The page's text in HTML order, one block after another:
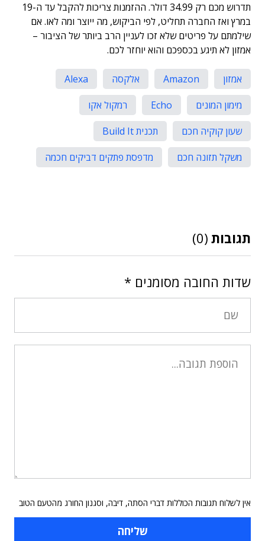
תדרוש מכם רק 34.99 דולר. ההזמנות צריכות להקבל עד ה-19
במרץ ואז החברה תחליט, לפי הביקוש, מה ייוצר ומה לאו. אם
שילמתם על פריטים שלא זכו לעניין הרב ביותר של הציבור –
אמזון לא תיגע בכספכם והוא יוחזר לכם.
אמזון Amazon אלקסה
Alexa
מימון המונים
Echo
רמקול אקו
שעון קוקיה חכם
תכנית Build It
משקל תזונה חכם
מדפסת פתקים דביקים חכמה
תגובות (0)
שדות החובה מסומנים *
אין לשלוח תגובות הכוללות דברי הסתה, דיבה, וסגנון החורג מהטעם הטוב